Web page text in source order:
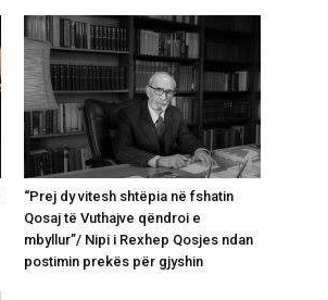
“Prej dy vitesh shtëpia në fshatin
Qosaj të Vuthajve qëndroi e
mbyllur”/ Nipi i Rexhep Qosjes ndan
postimin prekës për gjyshin